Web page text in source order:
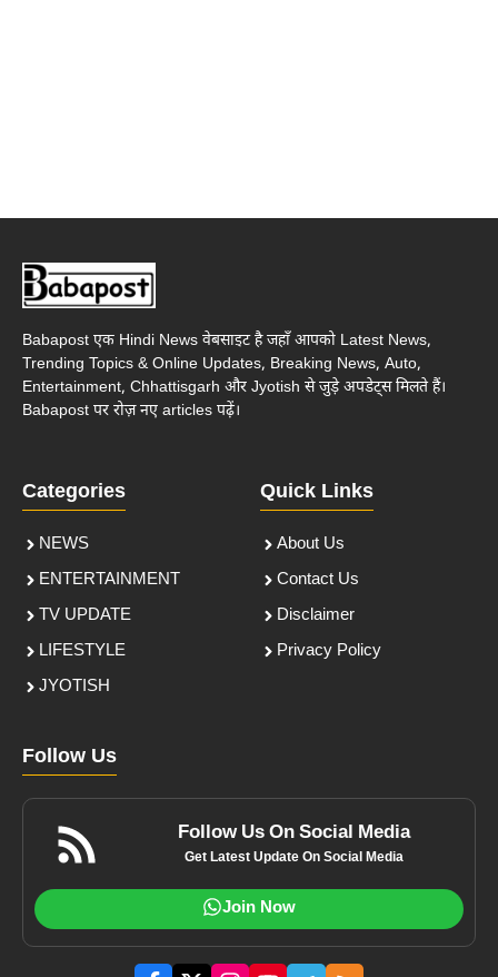
Babapost एक Hindi News वेबसाइट है जहाँ आपको Latest News,
Trending Topics & Online Updates, Breaking News, Auto,
Entertainment, Chhattisgarh और Jyotish से जुड़े अपडेट्स मिलते हैं।
Babapost पर रोज़ नए articles पढ़ें।
Categories
NEWS
ENTERTAINMENT
TV UPDATE
LIFESTYLE
JYOTISH
Quick Links
About Us
Contact Us
Disclaimer
Privacy Policy
Follow Us
Follow Us On Social Media
Get Latest Update On Social Media
Join Now